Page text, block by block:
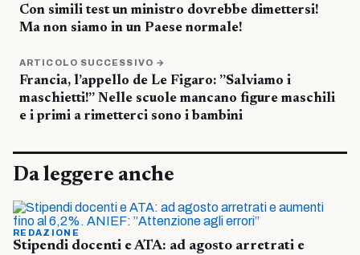
Con simili test un ministro dovrebbe dimettersi!
Ma non siamo in un Paese normale!
ARTICOLO SUCCESSIVO →
Francia, l’appello de Le Figaro: ”Salviamo i
maschietti!” Nelle scuole mancano figure maschili
e i primi a rimetterci sono i bambini
Da leggere anche
REDAZIONE
Stipendi docenti e ATA: ad agosto arretrati e